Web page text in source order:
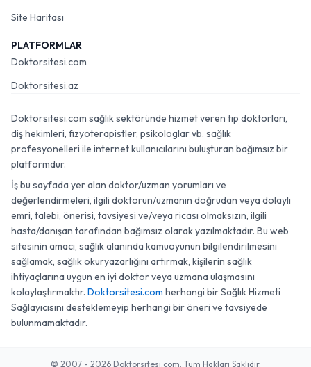
Site Haritası
PLATFORMLAR
Doktorsitesi.com
Doktorsitesi.az
Doktorsitesi.com sağlık sektöründe hizmet veren tıp doktorları,
diş hekimleri, fizyoterapistler, psikologlar vb. sağlık
profesyonelleri ile internet kullanıcılarını buluşturan bağımsız bir
platformdur.
İş bu sayfada yer alan doktor/uzman yorumları ve
değerlendirmeleri, ilgili doktorun/uzmanın doğrudan veya dolaylı
emri, talebi, önerisi, tavsiyesi ve/veya ricası olmaksızın, ilgili
hasta/danışan tarafından bağımsız olarak yazılmaktadır. Bu web
sitesinin amacı, sağlık alanında kamuoyunun bilgilendirilmesini
sağlamak, sağlık okuryazarlığını artırmak, kişilerin sağlık
ihtiyaçlarına uygun en iyi doktor veya uzmana ulaşmasını
kolaylaştırmaktır. Doktorsitesi.com herhangi bir Sağlık Hizmeti
Sağlayıcısını desteklemeyip herhangi bir öneri ve tavsiyede
bulunmamaktadır.
© 2007 - 2026 Doktorsitesi.com. Tüm Hakları Saklıdır.